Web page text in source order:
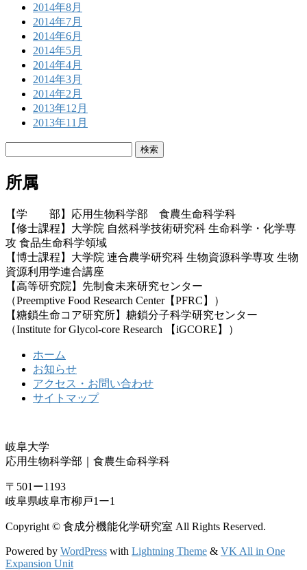
2014年8月
2014年7月
2014年6月
2014年5月
2014年4月
2014年3月
2014年2月
2013年12月
2013年11月
所属
【学 部】応用生物科学部 食農生命科学科
【修士課程】大学院 自然科学技術研究科 生命科学・化学専
攻 食品生命科学領域
【博士課程】大学院 連合農学研究科 生物資源科学専攻 生物
資源利用学連合講座
【高等研究院】先制食未来研究センター
（Preemptive Food Research Center【PFRC】）
【糖鎖生命コア研究所】糖鎖分子科学研究センター
（Institute for Glycol-core Research 【iGCORE】）
ホーム
お知らせ
アクセス・お問い合わせ
サイトマップ
岐阜大学
応用生物科学部｜食農生命科学科
〒501ー1193
岐阜県岐阜市柳戸1ー1
Copyright © 食成分機能化学研究室 All Rights Reserved.
Powered by WordPress with Lightning Theme & VK All in One
Expansion Unit